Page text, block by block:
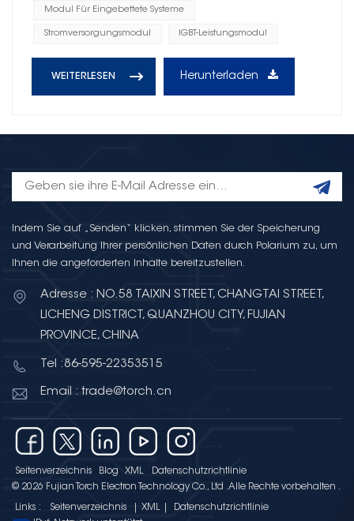
Modul Für Eingebettete Systeme
Stromversorgungsmodul IGBT-Leistungsmodul
WEITERLESEN Herunterladen
Indem Sie auf „Senden“ klicken, stimmen Sie der Speicherung
und Verarbeitung Ihrer persönlichen Daten durch Polarium zu, um
Ihnen die angeforderten Inhalte bereitzustellen.
Adresse : NO.58 TAIXIN STREET, CHANGTAI STREET,
LICHENG DISTRICT, QUANZHOU CITY, FUJIAN
PROVINCE, CHINA
Tel :86-595-22353515
Email : trade@torch.cn
Seitenverzeichnis Blog XML
Datenschutzrichtlinie
© 2026 Fujian Torch Electron Technology Co., Ltd .Alle Rechte vorbehalten .
Links : Seitenverzeichnis XML
Datenschutzrichtlinie